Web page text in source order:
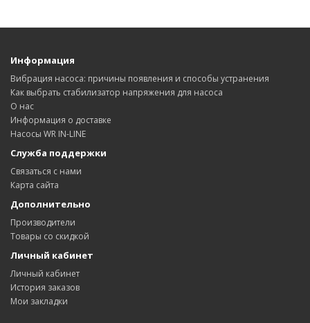
Информация
Вибрация насоса: причины появления и способы устранения
Как выбрать стабилизатор напряжения для насоса
О нас
Информация о доставке
Насосы WR IN-LINE
Служба поддержки
Связаться с нами
Карта сайта
Дополнительно
Производители
Товары со скидкой
Личный кабинет
Личный кабинет
История заказов
Мои закладки